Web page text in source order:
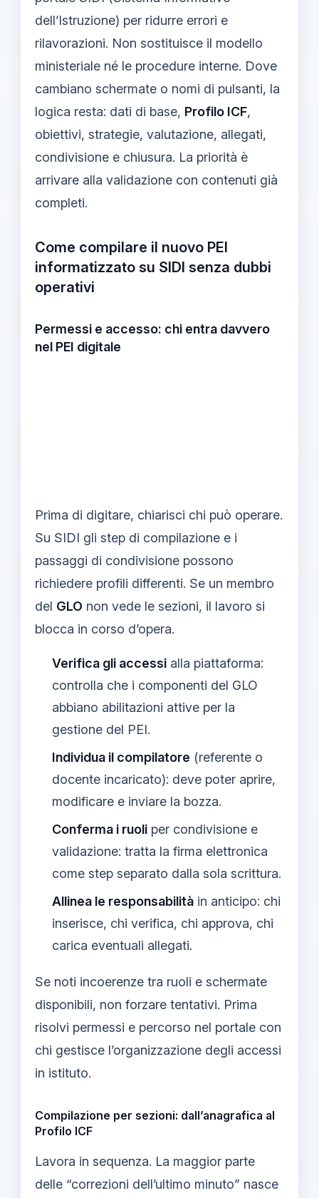
dell’Istruzione) per ridurre errori e
rilavorazioni. Non sostituisce il modello
ministeriale né le procedure interne. Dove
cambiano schermate o nomi di pulsanti, la
logica resta: dati di base, Profilo ICF,
obiettivi, strategie, valutazione, allegati,
condivisione e chiusura. La priorità è
arrivare alla validazione con contenuti già
completi.
Come compilare il nuovo PEI
informatizzato su SIDI senza dubbi
operativi
Permessi e accesso: chi entra davvero
nel PEI digitale
Prima di digitare, chiarisci chi può operare.
Su SIDI gli step di compilazione e i
passaggi di condivisione possono
richiedere profili differenti. Se un membro
del GLO non vede le sezioni, il lavoro si
blocca in corso d’opera.
Verifica gli accessi alla piattaforma:
controlla che i componenti del GLO
abbiano abilitazioni attive per la
gestione del PEI.
Individua il compilatore (referente o
docente incaricato): deve poter aprire,
modificare e inviare la bozza.
Conferma i ruoli per condivisione e
validazione: tratta la firma elettronica
come step separato dalla sola scrittura.
Allinea le responsabilità in anticipo: chi
inserisce, chi verifica, chi approva, chi
carica eventuali allegati.
Se noti incoerenze tra ruoli e schermate
disponibili, non forzare tentativi. Prima
risolvi permessi e percorso nel portale con
chi gestisce l’organizzazione degli accessi
in istituto.
Compilazione per sezioni: dall’anagrafica al
Profilo ICF
Lavora in sequenza. La maggior parte
delle “correzioni dell’ultimo minuto” nasce